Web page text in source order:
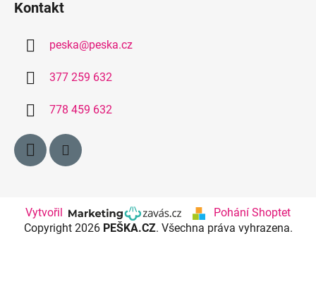
Kontakt
peska@peska.cz
377 259 632
778 459 632
Vytvořil
Pohání Shoptet
Copyright 2026 PEŠKA.CZ. Všechna práva vyhrazena.